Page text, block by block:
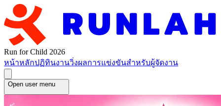
Run for Child 2026
หน้าหลักปฏิทินงานวิ่งผลการแข่งขันสำหรับผู้จัดงาน
Open user menu